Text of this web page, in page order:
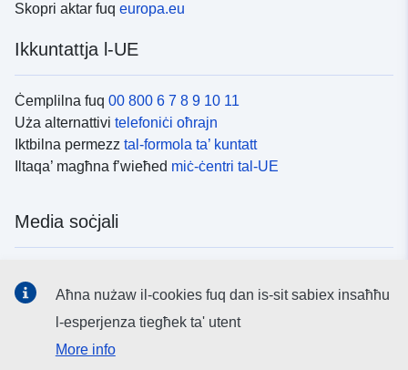
Skopri aktar fuq europa.eu
Ikkuntattja l-UE
Ċemplilna fuq 00 800 6 7 8 9 10 11
Uża alternattivi telefoniċi oħrajn
Iktbilna permezz tal-formola ta’ kuntatt
Iltaqa’ magħna f’wieħed miċ-ċentri tal-UE
Media soċjali
L-istituzzjonijiet u l-korpi tal-UE
Aħna nużaw il-cookies fuq dan is-sit sabiex insaħħu
l-esperjenza tiegħek ta' utent
More info